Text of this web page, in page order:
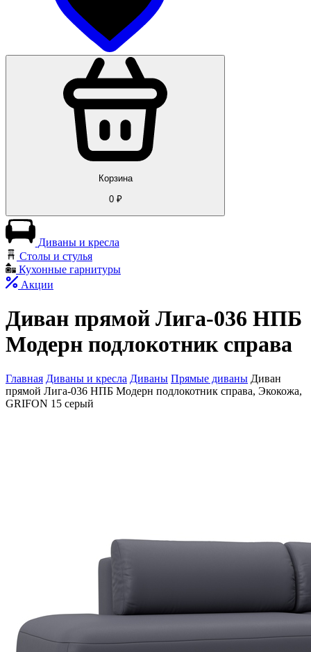
Корзина
0₽
Диваны и кресла
Столы и стулья
Кухонные гарнитуры
Акции
Диван прямой Лига-036 НПБ
Модерн подлокотник справа
Главная Диваны и кресла Диваны Прямые диваны Диван
прямой Лига-036 НПБ Модерн подлокотник справа, Экокожа,
GRIFON 15 серый